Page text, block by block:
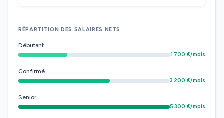
RÉPARTITION DES SALAIRES NETS
Débutant
1 700 €/mois
Confirmé
3 200 €/mois
Senior
5 300 €/mois